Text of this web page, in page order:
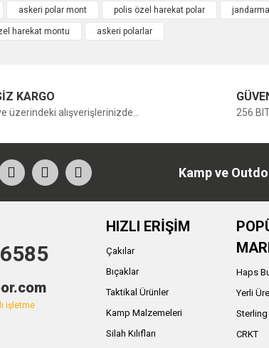
askeri polar mont polis özel harekat polar
harekat montu askeri polarlar
KARGO
üzerindeki alışverişlerinizde... 256
Kamp ve
HIZLI ERİŞİM
Çakılar
Bıçaklar
Taktikal Ürünler
Kamp Malzemeleri
Silah Kılıfları
Haps
Yerli
Sterling
CRKT